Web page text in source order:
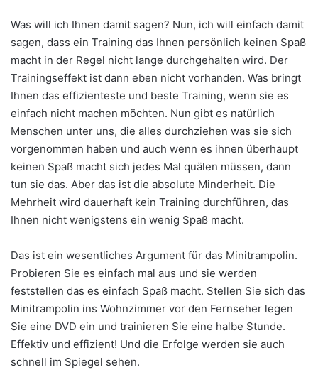
Was will ich Ihnen damit sagen? Nun, ich will einfach damit
sagen, dass ein Training das Ihnen persönlich keinen Spaß
macht in der Regel nicht lange durchgehalten wird. Der
Trainingseffekt ist dann eben nicht vorhanden. Was bringt
Ihnen das effizienteste und beste Training, wenn sie es
einfach nicht machen möchten. Nun gibt es natürlich
Menschen unter uns, die alles durchziehen was sie sich
vorgenommen haben und auch wenn es ihnen überhaupt
keinen Spaß macht sich jedes Mal quälen müssen, dann
tun sie das. Aber das ist die absolute Minderheit. Die
Mehrheit wird dauerhaft kein Training durchführen, das
Ihnen nicht wenigstens ein wenig Spaß macht.
Das ist ein wesentliches Argument für das Minitrampolin.
Probieren Sie es einfach mal aus und sie werden
feststellen das es einfach Spaß macht. Stellen Sie sich das
Minitrampolin ins Wohnzimmer vor den Fernseher legen
Sie eine DVD ein und trainieren Sie eine halbe Stunde.
Effektiv und effizient! Und die Erfolge werden sie auch
schnell im Spiegel sehen.